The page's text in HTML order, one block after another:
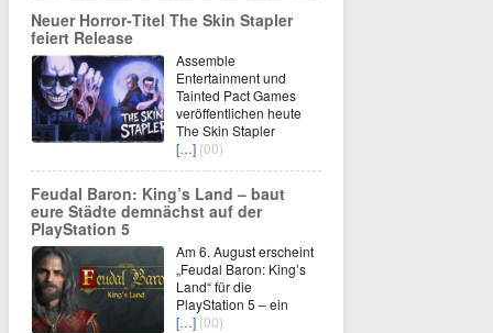
Neuer Horror‑Titel The Skin Stapler
feiert Release
Assemble
Entertainment und
Tainted Pact Games
veröffentlichen heute
The Skin Stapler
[…] (00)
Feudal Baron: King’s Land – baut
eure Städte demnächst auf der
PlayStation 5
Am 6. August erscheint
„Feudal Baron: King’s
Land“ für die
PlayStation 5 – ein
[…] (00)